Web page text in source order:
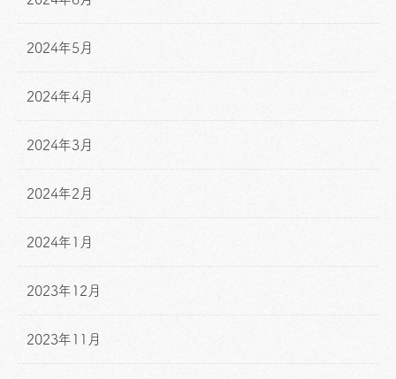
2024年5月
2024年4月
2024年3月
2024年2月
2024年1月
2023年12月
2023年11月